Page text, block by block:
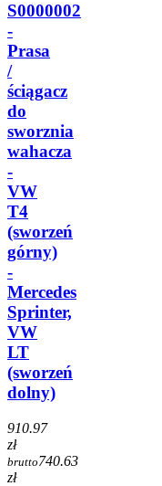
S0000002
-
Prasa
/
ściągacz
do
sworznia
wahacza
-
VW
T4
(sworzeń
górny)
-
Mercedes
Sprinter,
VW
LT
(sworzeń
dolny)
910.97
zł
brutto740.63
zł